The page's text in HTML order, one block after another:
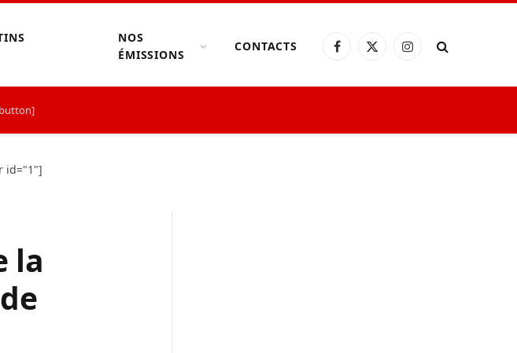
NOS
ÉMISSIONS
CONTACTS Facebook
X
Instagram
id="1"]
la